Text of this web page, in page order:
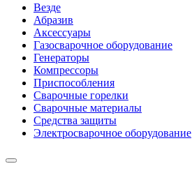
Везде
Абразив
Аксессуары
Газосварочное оборудование
Генераторы
Компрессоры
Приспособления
Сварочные горелки
Сварочные материалы
Средства защиты
Электросварочное оборудование